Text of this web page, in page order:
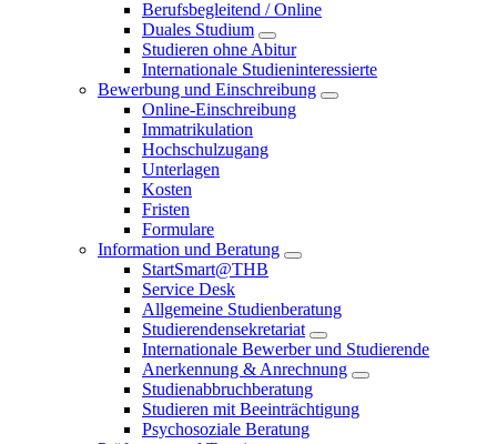
Berufsbegleitend / Online
Duales Studium
Studieren ohne Abitur
Internationale Studieninteressierte
Bewerbung und Einschreibung
Online-Einschreibung
Immatrikulation
Hochschulzugang
Unterlagen
Kosten
Fristen
Formulare
Information und Beratung
StartSmart@THB
Service Desk
Allgemeine Studienberatung
Studierendensekretariat
Internationale Bewerber und Studierende
Anerkennung & Anrechnung
Studienabbruchberatung
Studieren mit Beeinträchtigung
Psychosoziale Beratung